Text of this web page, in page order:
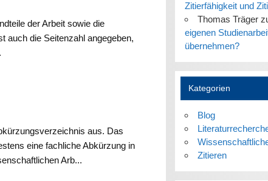
der Arbeit sowie die
auch die Seitenzahl angegeben,
aus. Das
eine fachliche Abkürzung in
Arb...
Zitierfähigkeit und
Thomas Träger
eigenen
übernehmen?
Kategorien
Blog
Zitieren